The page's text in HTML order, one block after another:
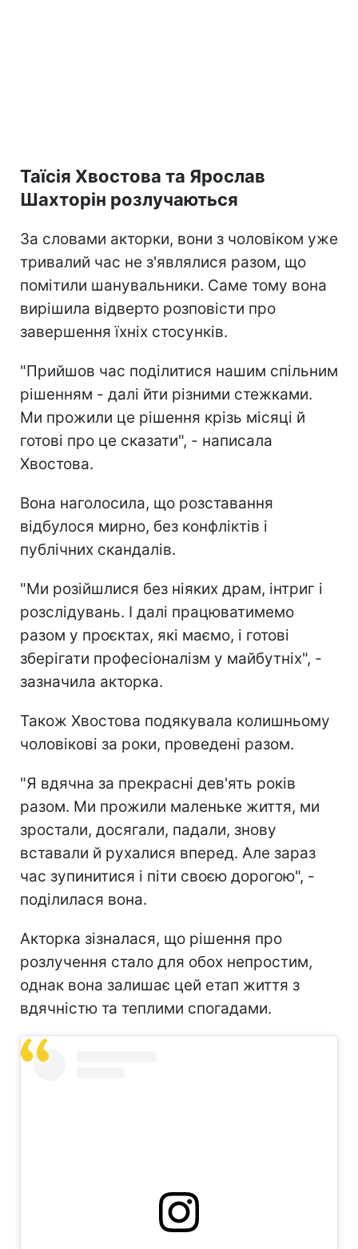
Таїсія Хвостова та Ярослав
Шахторін розлучаються
За словами акторки, вони з чоловіком уже
тривалий час не з'являлися разом, що
помітили шанувальники. Саме тому вона
вирішила відверто розповісти про
завершення їхніх стосунків.
"Прийшов час поділитися нашим спільним
рішенням - далі йти різними стежками.
Ми прожили це рішення крізь місяці й
готові про це сказати", - написала
Хвостова.
Вона наголосила, що розставання
відбулося мирно, без конфліктів і
публічних скандалів.
"Ми розійшлися без ніяких драм, інтриг і
розслідувань. І далі працюватимемо
разом у проєктах, які маємо, і готові
зберігати професіоналізм у майбутніх", -
зазначила акторка.
Також Хвостова подякувала колишньому
чоловікові за роки, проведені разом.
"Я вдячна за прекрасні дев'ять років
разом. Ми прожили маленьке життя, ми
зростали, досягали, падали, знову
вставали й рухалися вперед. Але зараз
час зупинитися і піти своєю дорогою", -
поділилася вона.
Акторка зізналася, що рішення про
розлучення стало для обох непростим,
однак вона залишає цей етап життя з
вдячністю та теплими спогадами.